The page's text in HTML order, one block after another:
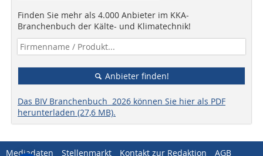
Finden Sie mehr als 4.000 Anbieter im KKA-
Branchenbuch der Kälte- und Klimatechnik!
Anbieter finden!
Das BIV Branchenbuch 2026 können Sie hier als PDF
herunterladen (27,6 MB).
Mediadaten Stellenmarkt Kontakt zur Redaktion AGB